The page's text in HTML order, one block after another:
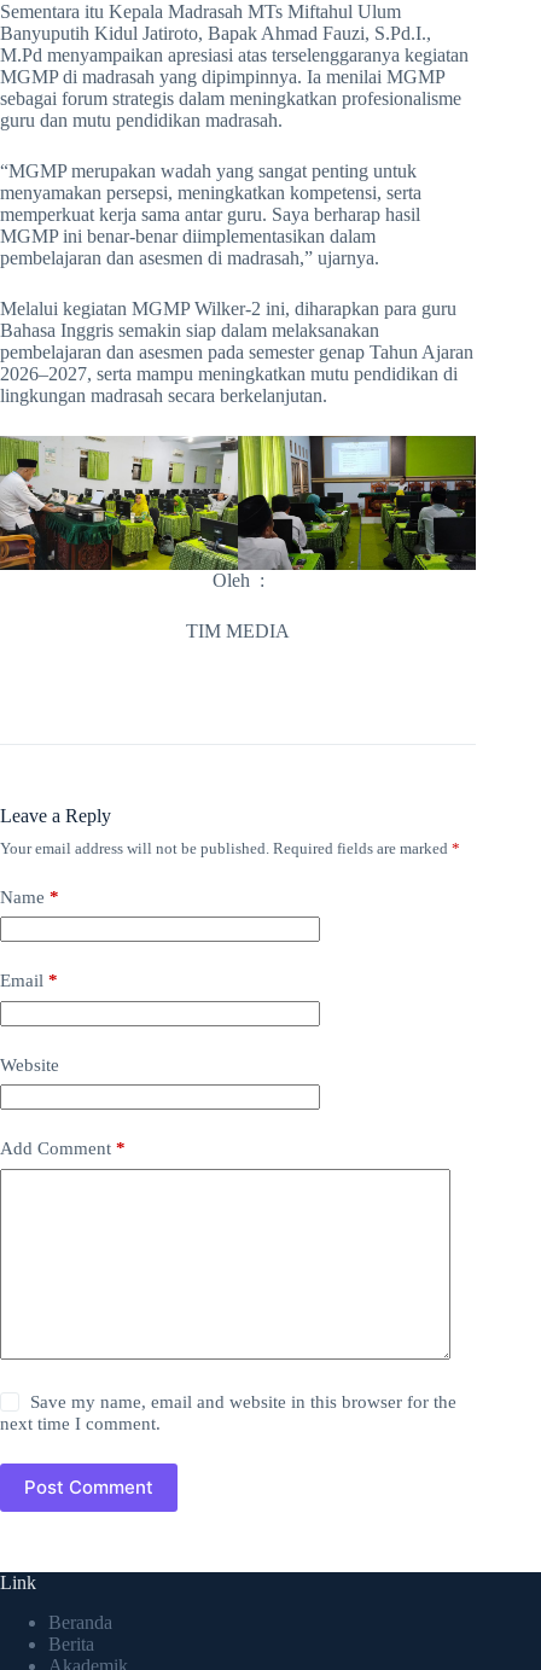
Sementara itu Kepala Madrasah MTs Miftahul Ulum
Banyuputih Kidul Jatiroto, Bapak Ahmad Fauzi, S.Pd.I.,
M.Pd menyampaikan apresiasi atas terselenggaranya kegiatan
MGMP di madrasah yang dipimpinnya. Ia menilai MGMP
sebagai forum strategis dalam meningkatkan profesionalisme
guru dan mutu pendidikan madrasah.
“MGMP merupakan wadah yang sangat penting untuk
menyamakan persepsi, meningkatkan kompetensi, serta
memperkuat kerja sama antar guru. Saya berharap hasil
MGMP ini benar-benar diimplementasikan dalam
pembelajaran dan asesmen di madrasah,” ujarnya.
Melalui kegiatan MGMP Wilker-2 ini, diharapkan para guru
Bahasa Inggris semakin siap dalam melaksanakan
pembelajaran dan asesmen pada semester genap Tahun Ajaran
2026–2027, serta mampu meningkatkan mutu pendidikan di
lingkungan madrasah secara berkelanjutan.
Oleh :
TIM MEDIA
Leave a Reply
Your email address will not be published. Required fields are marked *
Name *
Email *
Website
Add Comment *
Save my name, email and website in this browser for the
next time I comment.
Post Comment
Link
Beranda
Berita
Akademik